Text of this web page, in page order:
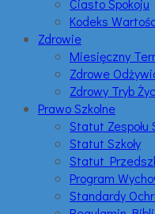
Ciasto Spokoju
Kodeks
Zdrowie
Miesięczny
Zdrowe
Zdrowy Tryb
Prawo Szkolne
Statut Zespołu
Statut Szkoły
Statut
Program
Standardy